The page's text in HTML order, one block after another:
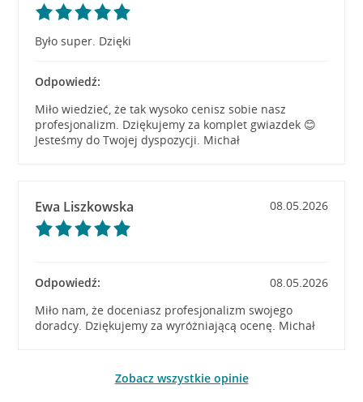
Było super. Dzięki
Odpowiedź:
Miło wiedzieć, że tak wysoko cenisz sobie nasz
profesjonalizm. Dziękujemy za komplet gwiazdek 😊
Jesteśmy do Twojej dyspozycji. Michał
Ewa Liszkowska 08.05.2026
Odpowiedź:
08.05.2026
Miło nam, że doceniasz profesjonalizm swojego
doradcy. Dziękujemy za wyróżniającą ocenę. Michał
Zobacz wszystkie opinie